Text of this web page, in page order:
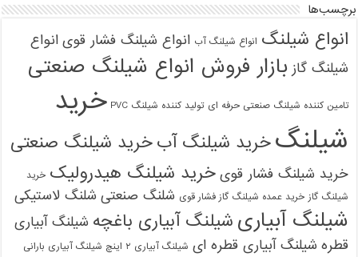
برچسب‌ها
انواع شیلنگ انواع شیلنگ آب انواع شیلنگ فشار قوی انواع
شیلنگ گاز بازار فروش انواع شیلنگ صنعتی
تامین کننده شیلنگ صنعتی حرفه ای تولید کننده شیلنگ PVC
خرید
شیلنگخرید شیلنگ آبخرید شیلنگ صنعتی
خرید شیلنگ فشار قوی خرید شیلنگ هیدرولیک خرید
شیلنگ گاز خرید عمده شیلنگ گاز فشار قوی شلنگ صنعتی شلنگ لاستیکی
شیلنگ آبیاری شیلنگ آبیاری باغچه شیلنگ آبیاری
قطره شیلنگ آبیاری قطره ای شیلنگ آبیاری ۲ اینچ شیلنگ آبیاری بارانی